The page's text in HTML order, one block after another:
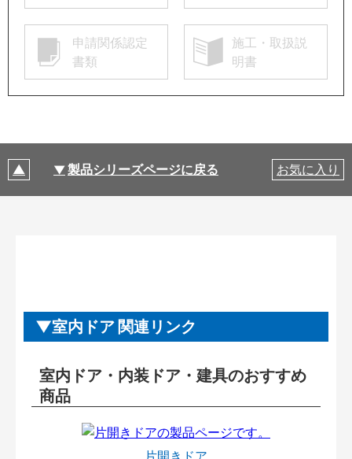
申請関係認定
書類
施工・取扱説
明書
製品シリーズページに戻る お気に入り
室内ドア 関連リンク
室内ドア・内装ドア・建具のおすすめ
商品
片開きドア